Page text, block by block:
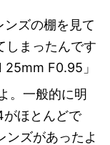
ズの棚を見て
しまったんです
F0.95」
。一般的に明
がほとんどで
ンズがあったよ